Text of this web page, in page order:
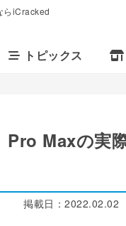
らiCracked
トピックス
Maxの実
掲載日： 2022.02.02